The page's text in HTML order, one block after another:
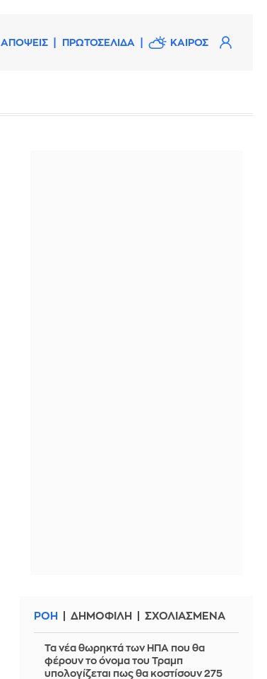
ΑΠΟΨΕΙΣ ΠΡΩΤΟΣΕΛΙΔΑ ΚΑΙΡΟΣ
ΡΟΗ ΔΗΜΟΦΙΛΗ ΣΧΟΛΙΑΣΜΕΝΑ
Τα νέα θωρηκτά των ΗΠΑ που θα
φέρουν το όνομα του Τραμπ
υπολογίζεται πως θα κοστίσουν 275